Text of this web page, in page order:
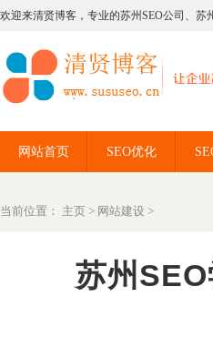
欢迎来清贤博客，专业的苏州SEO公司、
网站首页 SEO优化
当前位置： 主页 > 网站建设 >
苏州